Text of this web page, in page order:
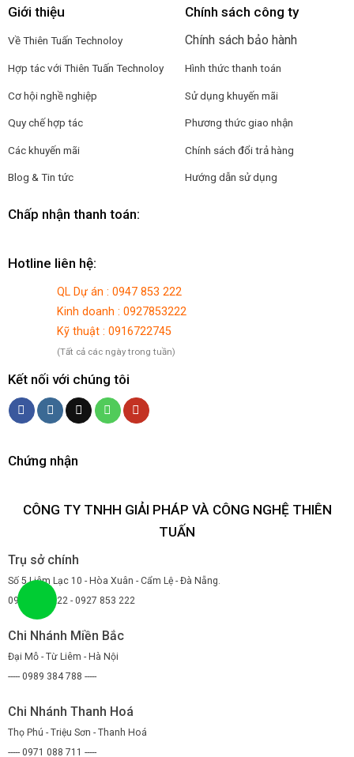
Giới thiệu
Về Thiên Tuấn Technoloy
Hợp tác với Thiên Tuấn Technoloy
Cơ hội nghề nghiệp
Quy chế hợp tác
Các khuyến mãi
Blog & Tin tức
Chính sách công ty
Chính sách bảo hành
Hình thức thanh toán
Sử dụng khuyến mãi
Phương thức giao nhận
Chính sách đổi trả hàng
Hướng dẫn sử dụng
Chấp nhận thanh toán:
Hotline liên hệ:
QL Dự án : 0947 853 222
Kinh doanh : 0927853222
Kỹ thuật : 0916722745
(Tất cả các ngày trong tuần)
Kết nối với chúng tôi
Chứng nhận
CÔNG TY TNHH GIẢI PHÁP VÀ CÔNG NGHỆ THIÊN
TUẤN
Trụ sở chính
Số 5 Liêm Lạc 10 - Hòa Xuân - Cẩm Lệ - Đà Nẵng.
0947 853 222 - 0927 853 222
Chi Nhánh Miền Bắc
Đại Mỗ - Từ Liêm - Hà Nội
----- 0989 384 788 -----
Chi Nhánh Thanh Hoá
Thọ Phú - Triệu Sơn - Thanh Hoá
----- 0971 088 711 -----